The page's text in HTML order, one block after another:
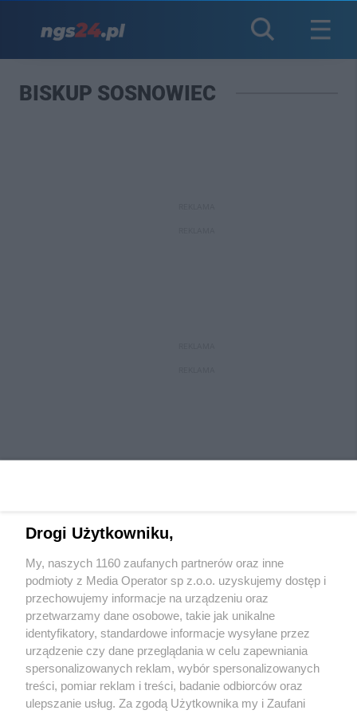
BISKUP SOSNOWIEC
Wydawca mediówlokalnych
Nie zapomnij
zapoznać się z:
polityką prywatności regulamin korzystania z portali
Twojemiasto Skontaktuj się z nami
Drogi Użytkowniku,
My, naszych 1160 zaufanych partnerów oraz inne
podmioty z Media Operator sp z.o.o. uzyskujemy dostęp i
przechowujemy informacje na urządzeniu oraz
przetwarzamy dane osobowe, takie jak unikalne
identyfikatory, standardowe informacje wysyłane przez
urządzenie czy dane przeglądania w celu zapewniania
spersonalizowanych reklam, wybór spersonalizowanych
treści, pomiar reklam i treści, badanie odbiorców oraz
ulepszanie usług. Za zgodą Użytkownika my i Zaufani